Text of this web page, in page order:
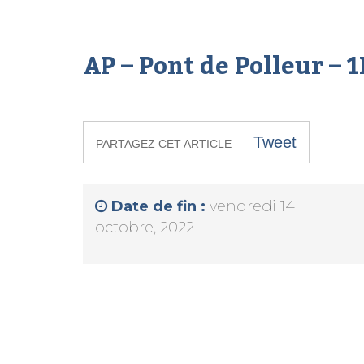
AP – Pont de Polleur –
PARTAGEZ CET ARTICLE Tweet
Date de fin : vendredi 14
octobre, 2022